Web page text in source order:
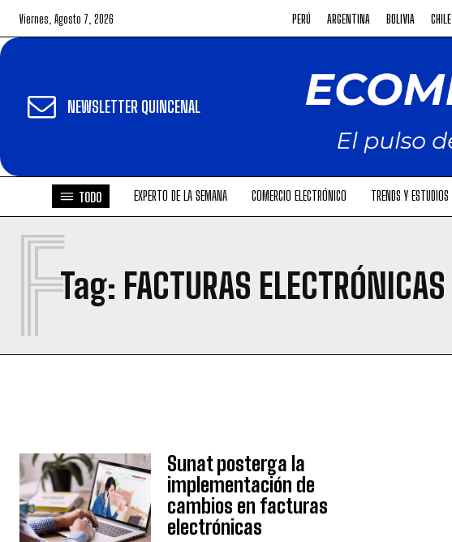
Viernes, Agosto 7, 2026 PERÚ ARGENTINA BOLIVIA CHILE
NEWSLETTER QUINCENAL
TODO EXPERTO DE LA SEMANA COMERCIO ELECTRÓNICO TRENDS Y ESTUDIOS
Tag: FACTURAS ELECTRÓNICAS
F
Sunat posterga la
implementación de
cambios en facturas
electrónicas